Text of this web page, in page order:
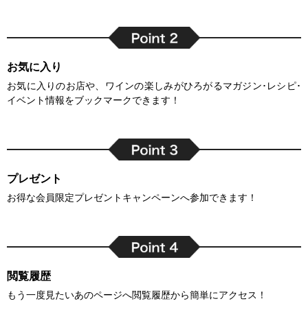
お気に入り
お気に入りのお店や、ワインの楽しみがひろがるマガジン･レシピ･
イベント情報をブックマークできます！
プレゼント
お得な会員限定プレゼントキャンペーンへ参加できます！
閲覧履歴
もう一度見たいあのページへ閲覧履歴から簡単にアクセス！